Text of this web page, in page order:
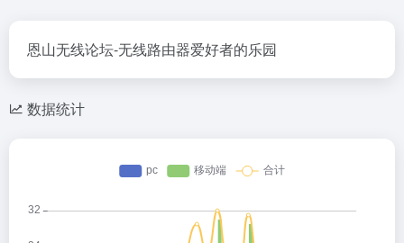
恩山无线论坛-无线路由器爱好者的乐园
数据统计